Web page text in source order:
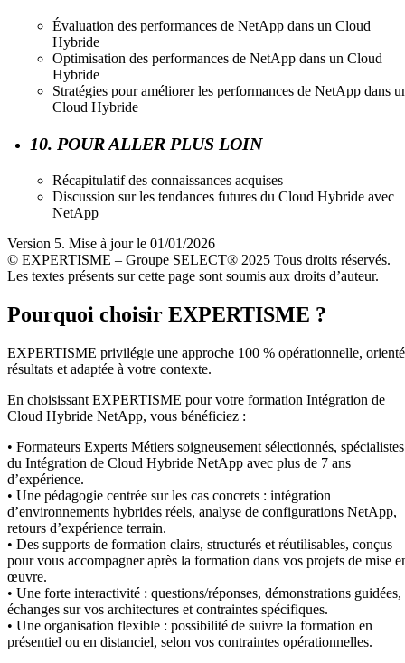
Évaluation des performances de NetApp dans un Cloud
Hybride
Optimisation des performances de NetApp dans un Cloud
Hybride
Stratégies pour améliorer les performances de NetApp dans
Cloud Hybride
10. POUR ALLER PLUS LOIN
Récapitulatif des connaissances acquises
Discussion sur les tendances futures du Cloud Hybride avec
NetApp
Version 5. Mise à jour le 01/01/2026
© EXPERTISME – Groupe SELECT® 2025 Tous droits réservés.
Les textes présents sur cette page sont soumis aux droits d’auteur.
Pourquoi choisir EXPERTISME ?
EXPERTISME privilégie une approche 100 % opérationnelle,
résultats et adaptée à votre contexte.
En choisissant EXPERTISME pour votre formation Intégration de
Cloud Hybride NetApp, vous bénéficiez :
• Formateurs Experts Métiers soigneusement sélectionnés, spécialistes
du Intégration de Cloud Hybride NetApp avec plus de 7 ans
d’expérience.
• Une pédagogie centrée sur les cas concrets : intégration
d’environnements hybrides réels, analyse de configurations NetApp,
retours d’expérience terrain.
• Des supports de formation clairs, structurés et réutilisables, conçus
pour vous accompagner après la formation dans vos projets de mise
œuvre.
• Une forte interactivité : questions/réponses, démonstrations guidées,
échanges sur vos architectures et contraintes spécifiques.
• Une organisation flexible : possibilité de suivre la formation en
présentiel ou en distanciel, selon vos contraintes opérationnelles.